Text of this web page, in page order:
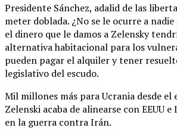
Presidente Sánchez, adalid de las
meter doblada. ¿No se le ocurre a
el dinero que le damos a Zelensky
alternativa habitacional para los
pueden pagar el alquiler y tener
legislativo del escudo.
Mil millones más para Ucrania desde el
Zelenski acaba de alinearse con EEUU
en la guerra contra Irán.